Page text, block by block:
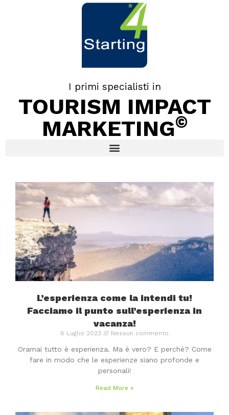
I primi specialisti in
TOURISM IMPACT
MARKETING©
L’esperienza come la intendi tu!
Facciamo il punto sull’esperienza in
vacanza!
8 Luglio 2023 Nessun commento
Oramai tutto è esperienza. Ma è vero? E perché? Come
fare in modo che le esperienze siano profonde e
personali!
Read More »